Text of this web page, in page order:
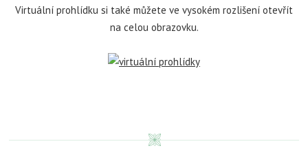
Virtuální prohlídku si také můžete ve vysokém rozlišení otevřít
na celou obrazovku.